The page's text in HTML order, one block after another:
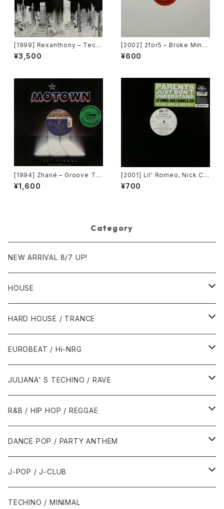
[1999] Rexanthony – Tech
nopolis [Franton]
¥3,500
[2002] 2for5 – Broke Mind
s Think Alike [Cajo!]
¥600
[1994] Zhané – Groove Th
ang (Remix) [Motown][在庫
B]
¥1,600
[2001] Lil' Romeo, Nick Ca
nnon & 3LW – Parents Just
Don't Understand [Jive, Ni
¥700
Category
NEW ARRIVAL 8/7 UP!
HOUSE
1980年代
1987年・以前
1988年
1990年代
1990年
1991年
2000年代
2000年
2001年
2010年代
2010年
2011年
HARD HOUSE / TRANCE
1990年代
1994年・以前
1995年
2000年代
2000年
2001年
EUROBEAT / Hi-NRG
1980年代
1986年・以前
1987年
1990年代
1990年
1991年
2000年代
JULIANA' S TECHINO / RAVE
1990年代
1990年
1991年
2000年代
2000年
2001年
R&B / HIP HOP / REGGAE
1980年代
1985年・以前
1986年
1990年代
1990年
2000年代
DANCE POP / PARTY ANTHEM
1980年代
1988年・以前
1990年代
J-POP / J-CLUB
1980年代
TECHINO / MINIMAL